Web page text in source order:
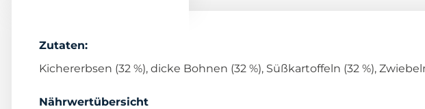
Zutaten:
Kichererbsen (32 %), dicke Bohnen (32 %), Süßkartoffeln (32 %),
Nährwertübersicht